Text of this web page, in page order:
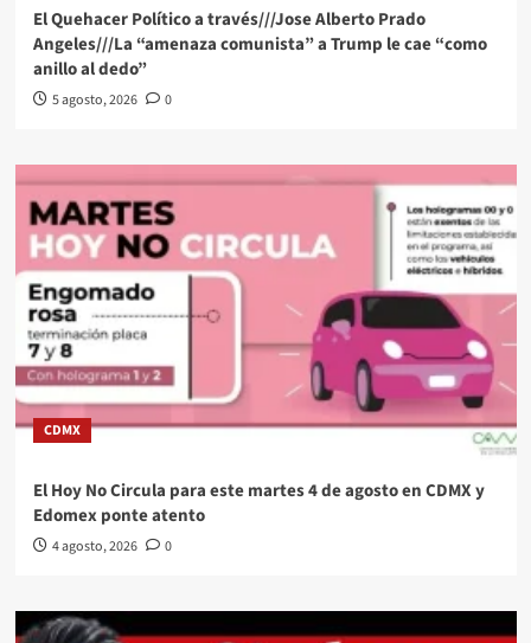
El Quehacer Político a través///Jose Alberto Prado
Angeles///La “amenaza comunista” a Trump le cae “como
anillo al dedo”
5 agosto, 2026 0
CDMX
El Hoy No Circula para este martes 4 de agosto en CDMX y
Edomex ponte atento
4 agosto, 2026 0